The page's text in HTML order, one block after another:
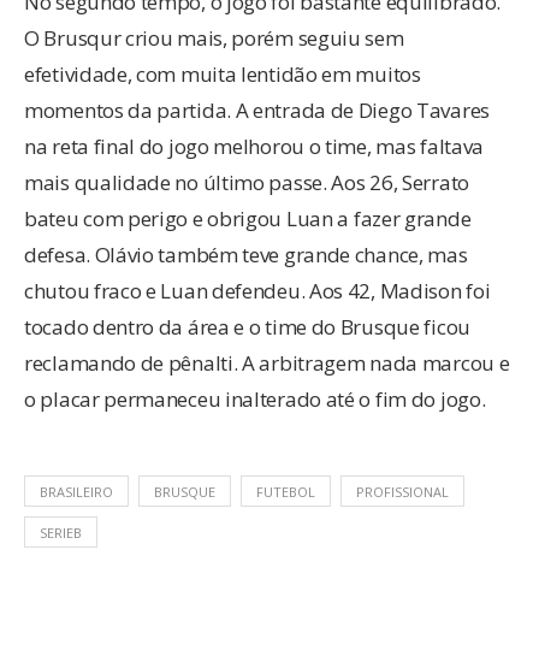
O Brusqur criou mais, porém seguiu sem
efetividade, com muita lentidão em muitos
momentos da partida. A entrada de Diego Tavares
na reta final do jogo melhorou o time, mas faltava
mais qualidade no último passe. Aos 26, Serrato
bateu com perigo e obrigou Luan a fazer grande
defesa. Olávio também teve grande chance, mas
chutou fraco e Luan defendeu. Aos 42, Madison foi
tocado dentro da área e o time do Brusque ficou
reclamando de pênalti. A arbitragem nada marcou e
o placar permaneceu inalterado até o fim do jogo.
BRASILEIRO BRUSQUE FUTEBOL PROFISSIONAL
SERIEB